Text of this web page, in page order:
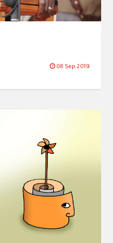
08 Sep 2019